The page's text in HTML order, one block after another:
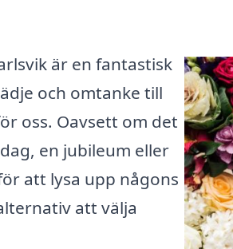
är en fantastisk
och omtanke till
oss. Oavsett om det
en jubileum eller
att lysa upp någons
att välja